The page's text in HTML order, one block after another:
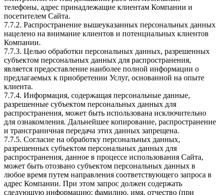
телефоны, адрес принадлежащие клиентам Компании и
посетителем Сайта.
7.7.2. Распространение вышеуказанных персональных данных
нацелено на внимание клиентов и потенциальных клиентов
Компании.
7.7.3. Целью обработки персональных данных, разрешенных
субъектом персональных данных для распространения,
является предоставление наиболее полной информации о
предлагаемых к приобретении Услуг, основанной на опыте
клиента.
7.7.4. Информация, содержащая персональные данные,
разрешенные субъектом персональных данных для
распространения, может быть использована исключительно
для ознакомления. Дальнейшее копирование, распространение
и трансграничная передача этих данных запрещена.
7.7.5. Согласие на обработку персональных данных,
разрешенных субъектом персональных данных для
распространения, данное в процессе использования Сайта,
может быть отозвано субъектом персональных данных в
любое время путем направления соответствующего запроса в
адрес Компании. При этом запрос должен содержать
следующую информацию: фамилию, имя, отчество (при